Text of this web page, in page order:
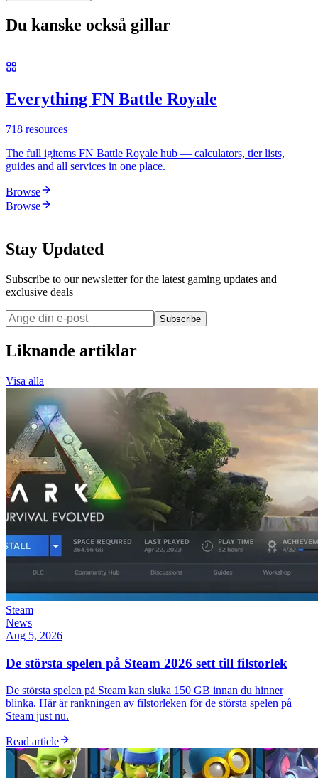
Du kanske också gillar
Everything FN Battle Royale
718 resources
The full igitems FN Battle Royale hub — calculators, tier lists,
guides and all services in one place.
Browse
Browse
Stay Updated
Subscribe to our newsletter for the latest gaming updates and
exclusive deals
Subscribe
Liknande artiklar
Visa alla
Steam
News
Aug 5, 2026
De största spelen på Steam 2026 sett till filstorlek
De största spelen på Steam kan sluka 150 GB innan du hinner
blinka. Här är rankningen av filstorleken för de största spelen på
Steam just nu.
Read article